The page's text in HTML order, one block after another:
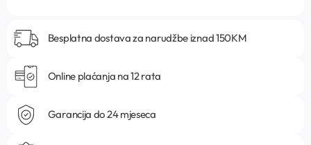
Besplatna dostava za narudžbe iznad 150KM
Online plaćanja na 12 rata
Garancija do 24 mjeseca